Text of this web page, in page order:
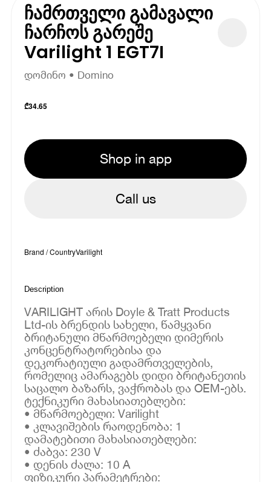
ჩამრთველი გამავალი
ჩარჩოს გარეშე
Varilight 1 EGT7I
დომინო • Domino
₾34.65
Shop in app
Call us
Brand / CountryVarilight
Description
VARILIGHT არის Doyle & Tratt Products
Ltd-ის ბრენდის სახელი, წამყვანი
ბრიტანული მწარმოებელი დიმერის
კონცენტრატორებისა და
დეკორატიული გადამრთველების,
რომელიც ამარაგებს დიდი ბრიტანეთის
საცალო ბაზარს, ვაჭრობას და OEM-ებს.
ტექნიკური მახასიათებლები:
• მწარმოებელი: Varilight
• კლავიშების რაოდენობა: 1
დამატებითი მახასიათებლები:
• ძაბვა: 230 V
• დენის ძალა: 10 A
ფიზიკური პარამეტრები: